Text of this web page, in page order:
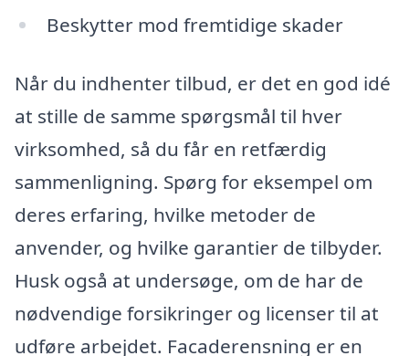
Beskytter mod fremtidige skader
Når du indhenter tilbud, er det en god idé
at stille de samme spørgsmål til hver
virksomhed, så du får en retfærdig
sammenligning. Spørg for eksempel om
deres erfaring, hvilke metoder de
anvender, og hvilke garantier de tilbyder.
Husk også at undersøge, om de har de
nødvendige forsikringer og licenser til at
udføre arbejdet. Facaderensning er en